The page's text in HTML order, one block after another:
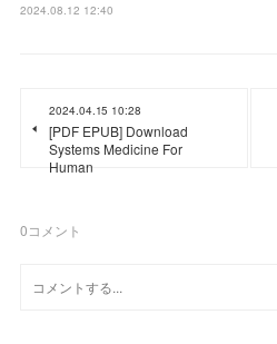
2024.08.12 12:40
2024.04.15 10:28
[PDF EPUB] Download
Systems Medicine For
Human
0コメント